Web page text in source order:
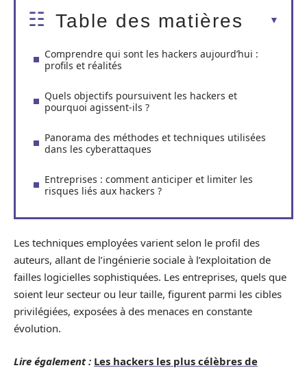
Table des matières
Comprendre qui sont les hackers aujourd’hui :
profils et réalités
Quels objectifs poursuivent les hackers et
pourquoi agissent-ils ?
Panorama des méthodes et techniques utilisées
dans les cyberattaques
Entreprises : comment anticiper et limiter les
risques liés aux hackers ?
Les techniques employées varient selon le profil des
auteurs, allant de l’ingénierie sociale à l’exploitation de
failles logicielles sophistiquées. Les entreprises, quels que
soient leur secteur ou leur taille, figurent parmi les cibles
privilégiées, exposées à des menaces en constante
évolution.
Lire également : Les hackers les plus célèbres de